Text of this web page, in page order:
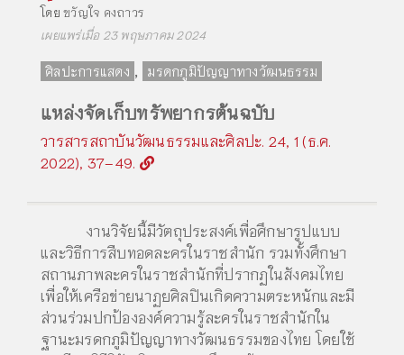
โดย ขวัญใจ คงถาวร
เผยแพร่เมื่อ 23 พฤษภาคม 2024
ศิลปะการแสดง , มรดกภูมิปัญญาทางวัฒนธรรม
แหล่งจัดเก็บทรัพยากรต้นฉบับ
วารสารสถาบันวัฒนธรรมและศิลปะ. 24, 1 (ธ.ค.
2022), 37–49.
งานวิจัยนี้มีวัตถุประสงค์เพื่อศึกษารูปแบบ
และวิธีการสืบทอดละครในราชสํานัก รวมทั้งศึกษา
สถานภาพละครในราชสํานักที่ปรากฏในสังคมไทย
เพื่อให้เครือข่ายนาฏยศิลปินเกิดความตระหนักและมี
ส่วนร่วมปกป้ององค์ความรู้ละครในราชสํานักใน
ฐานะมรดกภูมิปัญญาทางวัฒนธรรมของไทย โดยใช้